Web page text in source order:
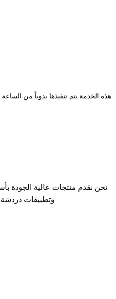
نحن نقدم منتجات عالية الجودة
وتطبيقات دردشة